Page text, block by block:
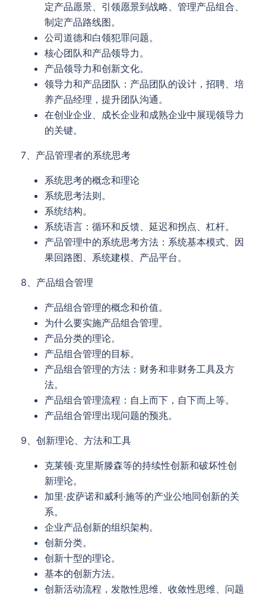
定产品愿景、引领愿景到战略、管理产品组合、
制定产品路线图。
公司道德和白领犯罪问题。
核心团队和产品领导力。
产品领导力和创新文化。
领导力和产品团队：产品团队的设计，招聘、培
养产品经理，提升团队沟通。
在创业企业、成长企业和成熟企业中展现领导力
的关键。
7、产品管理者的系统思考
系统思考的概念和理论
系统思考法则。
系统结构。
系统语言：循环和反馈、延迟和拐点、杠杆。
产品管理中的系统思考方法：系统基本模式、因
果回路图、系统建模、产品平台。
8、产品组合管理
产品组合管理的概念和价值。
为什么要实施产品组合管理。
产品分类的理论。
产品组合管理的目标。
产品组合管理的方法：财务和非财务工具及方
法。
产品组合管理流程：自上而下，自下而上等。
产品组合管理出现问题的预兆。
9、创新理论、方法和工具
克莱顿·克里斯滕森等的持续性创新和破坏性创
新理论。
加里·皮萨诺和威利·施等的产业公地同创新的关
系。
企业产品创新的组织架构。
创新分类。
创新十型的理论。
基本的创新方法。
创新活动流程，发散性思维、收敛性思维、问题